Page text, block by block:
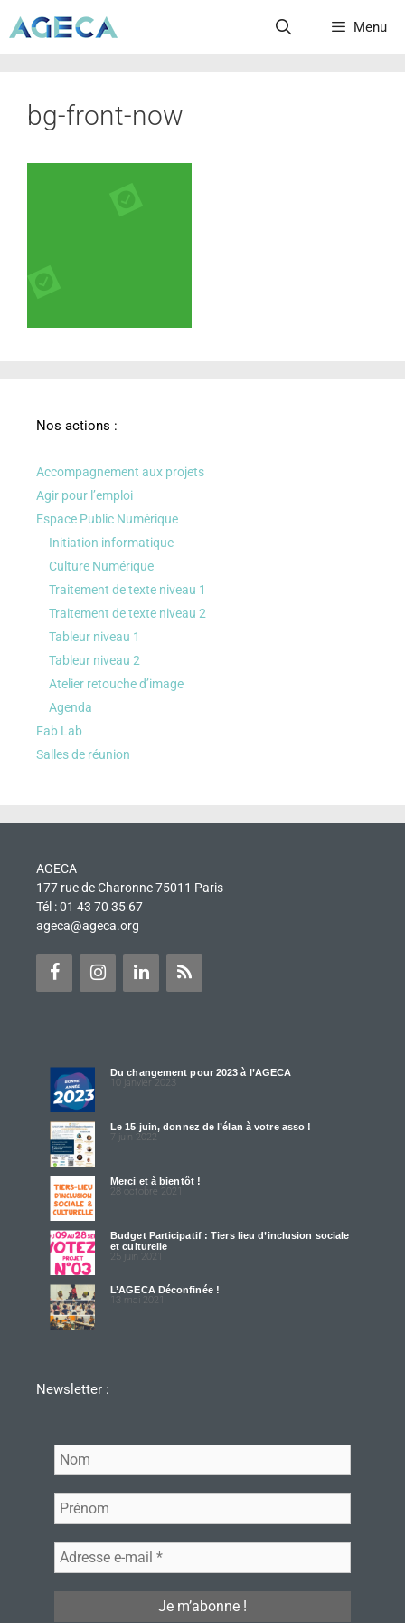
Menu
bg-front-now
Nos actions :
Accompagnement aux projets
Agir pour l’emploi
Espace Public Numérique
Initiation informatique
Culture Numérique
Traitement de texte niveau 1
Traitement de texte niveau 2
Tableur niveau 1
Tableur niveau 2
Atelier retouche d’image
Agenda
Fab Lab
Salles de réunion
AGECA
177 rue de Charonne 75011 Paris
Tél : 01 43 70 35 67
ageca@ageca.org
Du changement pour 2023 à l’AGECA
10 janvier 2023
Le 15 juin, donnez de l’élan à votre asso !
7 juin 2022
Merci et à bientôt !
28 octobre 2021
Budget Participatif : Tiers lieu d’inclusion sociale
et culturelle
25 juin 2021
L’AGECA Déconfinée !
13 mai 2021
Newsletter :